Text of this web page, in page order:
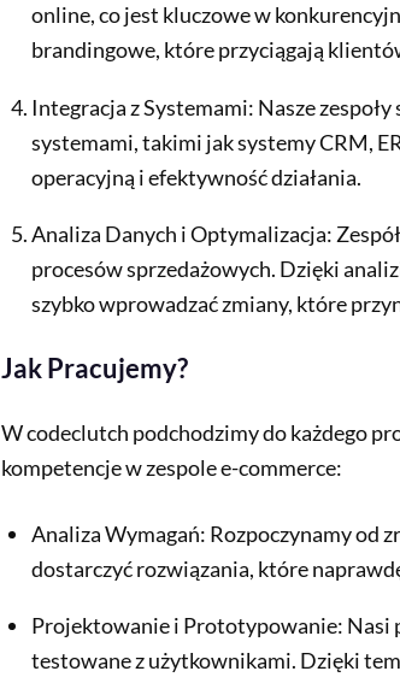
online, co jest kluczowe w
brandingowe, które przyciągają
Integracja z Systemami: Nasze
systemami, takimi jak systemy CRM,
operacyjną i efektywność działania.
Analiza Danych i Optymalizacja:
procesów sprzedażowych. Dzięki
szybko wprowadzać zmiany, które
Jak Pracujemy?
W codeclutch podchodzimy do każdego
kompetencje w zespole e-commerce:
Analiza Wymagań: Rozpoczynamy od
dostarczyć rozwiązania, które
Projektowanie i Prototypowanie: Nasi
testowane z użytkownikami. Dzięki